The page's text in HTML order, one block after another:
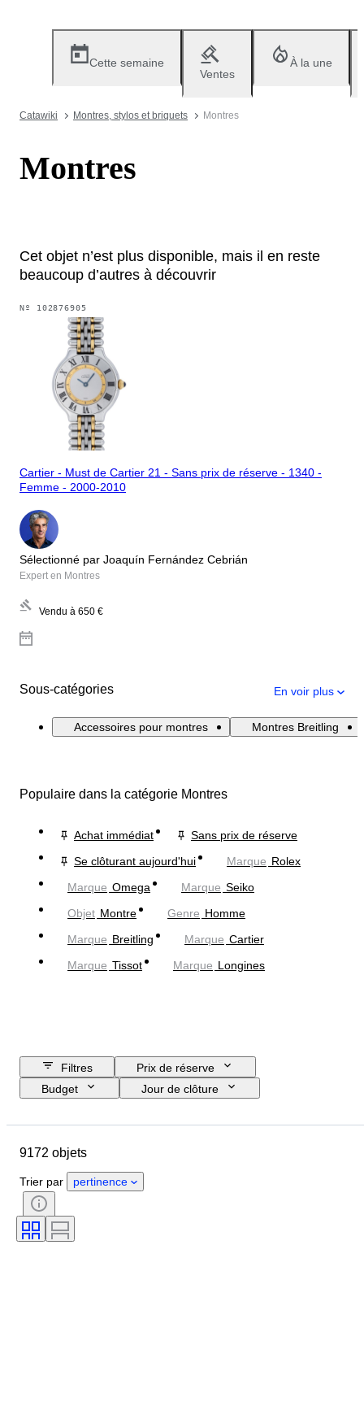
Cette semaine
Ventes
À la une
Catawiki Montres, stylos et briquets Montres
Montres
Cet objet n’est plus disponible, mais il en reste
beaucoup d’autres à découvrir
Nº 102876905
Cartier - Must de Cartier 21 - Sans prix de réserve - 1340 -
Femme - 2000-2010
Sélectionné par Joaquín Fernández Cebrián
Expert en Montres
Vendu à 650 €
Sous-catégories En voir plus
Accessoires pour montres Montres Breitling
Populaire dans la catégorie Montres
Achat immédiat
Sans prix de réserve
Se clôturant aujourd'hui
Marque Rolex
Marque Omega Marque Seiko
Objet Montre Genre Homme
Marque Breitling Marque Cartier
Marque Tissot Marque Longines
Filtres
Prix de réserve
Budget
Jour de clôture
Longueur du bracelet de montre
Pays d’origine
Genre
État
Époque
Couleur
9172 objets
Trier par pertinence